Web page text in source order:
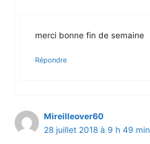
merci bonne fin de semaine
Répondre
Mireilleover60
28 juillet 2018 à 9 h 49 min